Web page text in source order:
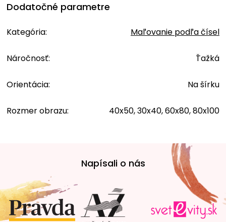
Dodatočné parametre
Kategória: Maľovanie podľa čísel
Náročnosť: Ťažká
Orientácia: Na šírku
Rozmer obrazu: 40x50, 30x40, 60x80, 80x100
t
i
e
Napísali o nás